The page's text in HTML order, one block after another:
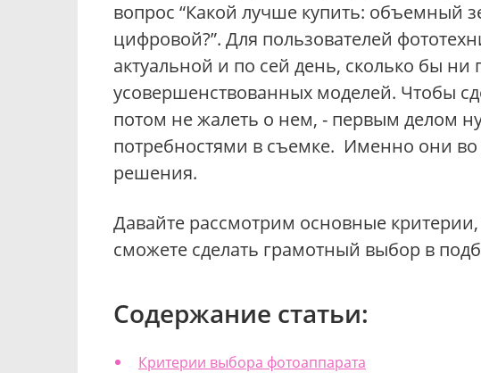
вопрос “Какой лучше купить: объемный
цифровой?”. Для пользователей
актуальной и по сей день, сколько бы ни
усовершенствованных моделей. Чтобы
потом не жалеть о нем, - первым делом
потребностями в съемке. Именно они
решения.
Давайте рассмотрим основные
сможете сделать грамотный выбор в
Содержание статьи:
Критерии выбора фотоаппарата